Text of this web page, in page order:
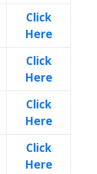
Click
Here
Click
Here
Click
Here
Click
Here